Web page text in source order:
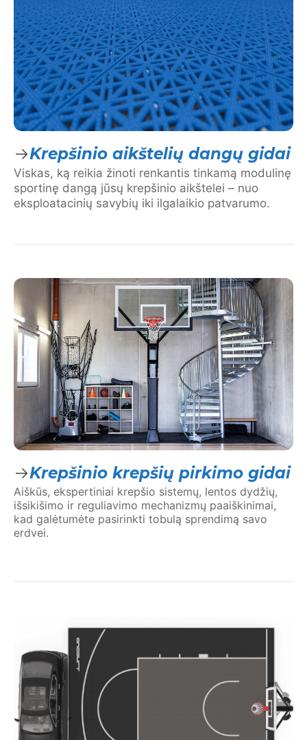
Krepšinio aikštelių dangų gidai
Viskas, ką reikia žinoti renkantis tinkamą modulinę
sportinę dangą jūsų krepšinio aikštelei – nuo
eksploatacinių savybių iki ilgalaikio patvarumo.
Krepšinio krepšių pirkimo gidai
Aiškūs, ekspertiniai krepšio sistemų, lentos dydžių,
išsikišimo ir reguliavimo mechanizmų paaiškinimai,
kad galėtumėte pasirinkti tobulą sprendimą savo
erdvei.